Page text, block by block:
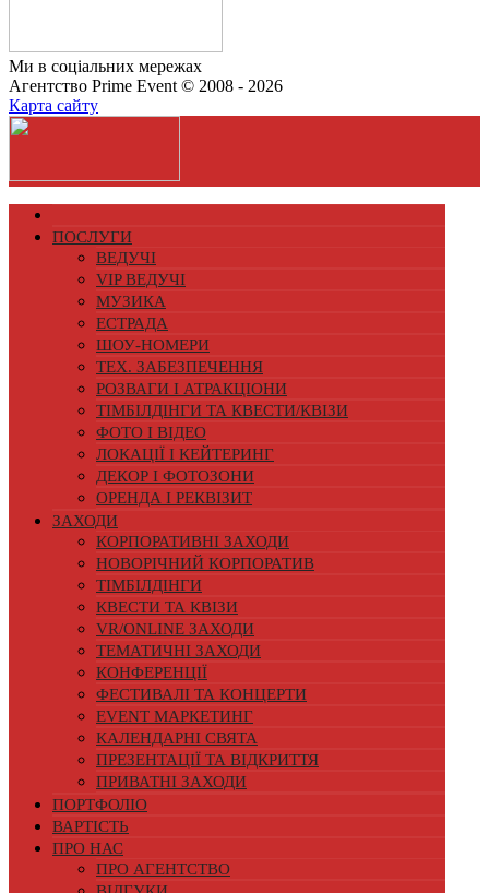
Ми в соціальних мережах
Агентство Prime Event © 2008 - 2026
Карта сайту
ПОСЛУГИ
ВЕДУЧІ
VIP ВЕДУЧІ
МУЗИКА
ЕСТРАДА
ШОУ-НОМЕРИ
ТЕХ. ЗАБЕЗПЕЧЕННЯ
РОЗВАГИ І АТРАКЦІОНИ
ТІМБІЛДІНГИ ТА КВЕСТИ/КВІЗИ
ФОТО І ВІДЕО
ЛОКАЦІЇ І КЕЙТЕРИНГ
ДЕКОР І ФОТОЗОНИ
ОРЕНДА І РЕКВІЗИТ
ЗАХОДИ
КОРПОРАТИВНІ ЗАХОДИ
НОВОРІЧНИЙ КОРПОРАТИВ
ТІМБІЛДІНГИ
КВЕСТИ ТА КВІЗИ
VR/ONLINE ЗАХОДИ
ТЕМАТИЧНІ ЗАХОДИ
КОНФЕРЕНЦІЇ
ФЕСТИВАЛІ ТА КОНЦЕРТИ
EVENT МАРКЕТИНГ
КАЛЕНДАРНІ СВЯТА
ПРЕЗЕНТАЦІЇ ТА ВІДКРИТТЯ
ПРИВАТНІ ЗАХОДИ
ПОРТФОЛІО
ВАРТІСТЬ
ПРО НАС
ПРО АГЕНТСТВО